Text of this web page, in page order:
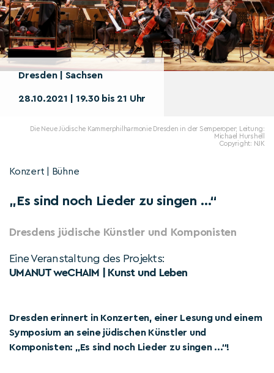
Dresden | Sachsen
28.10.2021 | 19.30 bis 21 Uhr
Die Neue Jüdische Kammerphilharmonie Dresden in der Semperoper; Leitung:
Michael Hurshell
Copyright: NJK
Konzert | Bühne
„Es sind noch Lieder zu singen …“
Dresdens jüdische Künstler und Komponisten
Eine Veranstaltung des Projekts:
UMANUT weCHAIM | Kunst und Leben
Dresden erinnert in Konzerten, einer Lesung und einem
Symposium an seine jüdischen Künstler und
Komponisten: „Es sind noch Lieder zu singen ...“!